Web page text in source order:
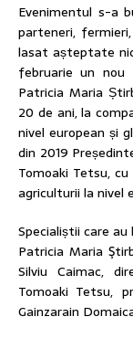
Evenimentul s-a
parteneri,
lasat așteptate
februarie un nou
Patricia Maria
20 de ani, la
nivel european și
din 2019
Tomoaki Tetsu,
agriculturii la nivel
Specialiștii care
Patricia Maria
Silviu Caimac,
Tomoaki Tetsu,
Gainzarain